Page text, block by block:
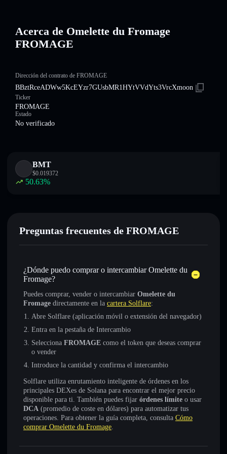
Acerca de Omelette du Fromage
FROMAGE
Dirección del contrato de FROMAGE
BBztRceADWw5KcEYzr7GUsbMR1HYtVVdYts3VrcXmoon
Ticker
FROMAGE
Estado
No verificado
BMT
$0.019372
50.63%
Preguntas frecuentes de FROMAGE
¿Dónde puedo comprar o intercambiar Omelette du
Fromage?
Puedes comprar, vender o intercambiar Omelette du
Fromage directamente en la cartera Solflare:
Abre Solflare (aplicación móvil o extensión del navegador)
Entra en la pestaña de Intercambio
Selecciona FROMAGE como el token que deseas comprar
o vender
Introduce la cantidad y confirma el intercambio
Solflare utiliza enrutamiento inteligente de órdenes en los
principales DEXes de Solana para encontrar el mejor precio
disponible para ti. También puedes fijar órdenes límite o usar
DCA (promedio de coste en dólares) para automatizar tus
operaciones. Para obtener la guía completa, consulta Cómo
comprar Omelette du Fromage.